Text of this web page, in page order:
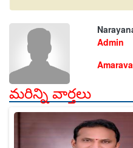
Admin
మరిన్ని వార్తలు